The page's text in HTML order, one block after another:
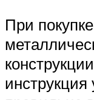
При
инструкция